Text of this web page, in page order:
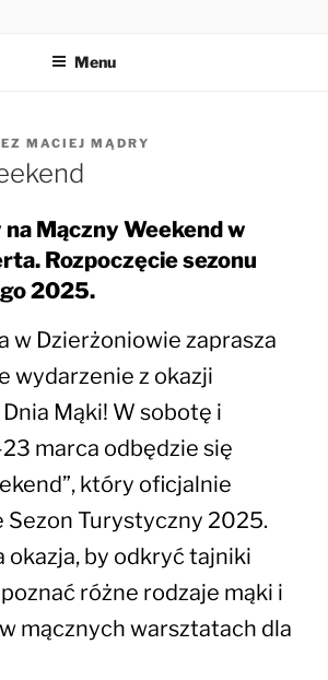
Menu
MACIEJ MĄDRY
Mączny Weekend w
Rozpoczęcie sezonu
2025.
w Dzierżoniowie zaprasza
wydarzenie z okazji
Mąki! W sobotę i
marca odbędzie się
który oficjalnie
Sezon Turystyczny 2025.
okazja, by odkryć tajniki
różne rodzaje mąki i
mącznych warsztatach dla